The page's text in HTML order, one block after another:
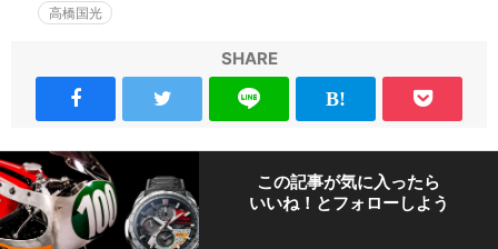
高橋国光
SHARE
この記事が気に入ったら
いいね！とフォローしよう